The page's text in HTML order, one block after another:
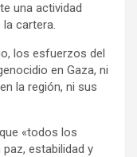
una actividad
cartera.
los esfuerzos del
en Gaza, ni
la región, ni sus
«todos los
estabilidad y